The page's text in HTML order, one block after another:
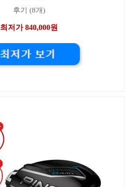
후기 (8개)
최저가 840,000원